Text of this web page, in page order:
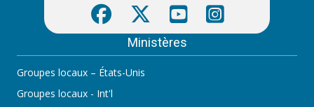
Ministères
Groupes locaux – États-Unis
Groupes locaux - Int'l